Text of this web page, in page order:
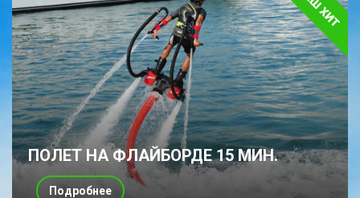
ПОЛЕТ НА ФЛАЙБОРДЕ 15 МИН.
Подробнее